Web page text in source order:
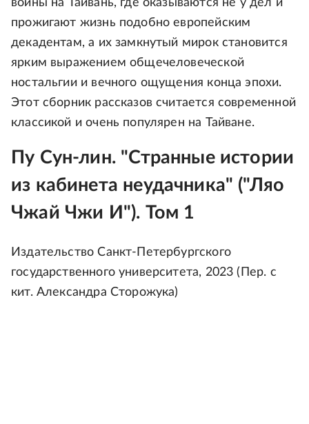
войны на Тайвань, где оказываются не у дел и
прожигают жизнь подобно европейским
декадентам, а их замкнутый мирок становится
ярким выражением общечеловеческой
ностальгии и вечного ощущения конца эпохи.
Этот сборник рассказов считается современной
классикой и очень популярен на Тайване.
Пу Сун-лин. "Странные истории
из кабинета неудачника" ("Ляо
Чжай Чжи И"). Том 1
Издательство Санкт-Петербургского
государственного университета, 2023 (Пер. с
кит. Александра Сторожука)